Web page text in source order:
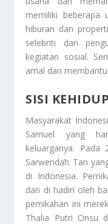
memiliki beberapa
hiburan dan
selebriti dan
kegiatan sosial.
amal dan
SISI
Masyarakat
Samuel yang
keluarganya. Pada
Sarwendah Tan
di Indonesia.
dan di hadiri oleh
pernikahan ini
Thalia Putri Onsu